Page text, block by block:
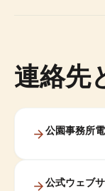
連絡先
公園事務所
公式ウェブ